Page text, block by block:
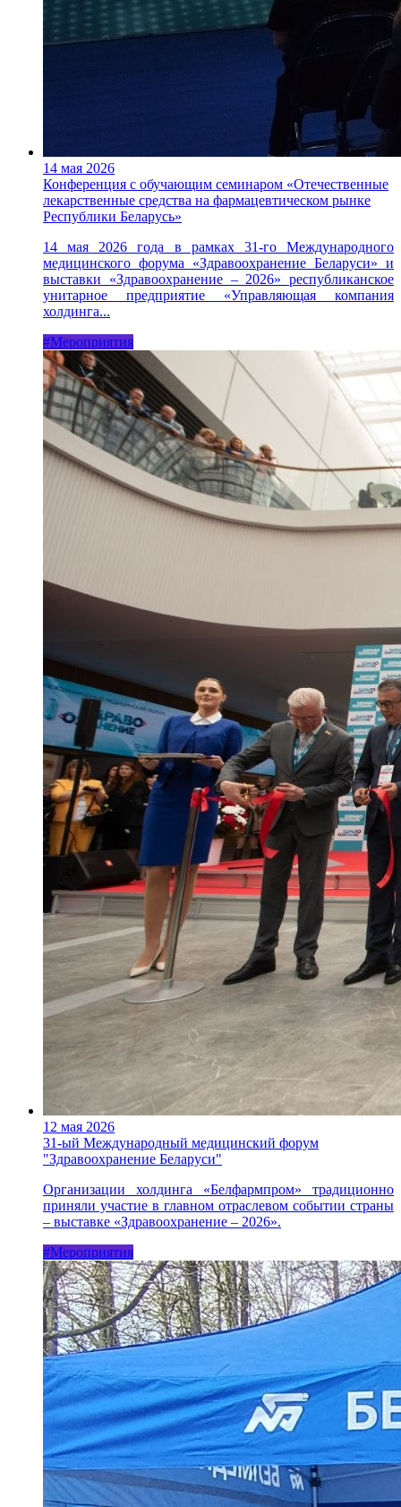
14 мая 2026
Конференция с обучающим семинаром «Отечественные
лекарственные средства на фармацевтическом рынке
Республики Беларусь»
14 мая 2026 года в рамках 31-го Международного
медицинского форума «Здравоохранение Беларуси» и
выставки «Здравоохранение – 2026» республиканское
унитарное предприятие «Управляющая компания
холдинга...
#Мероприятия
12 мая 2026
31-ый Международный медицинский форум
"Здравоохранение Беларуси"
Организации холдинга «Белфармпром» традиционно
приняли участие в главном отраслевом событии страны
– выставке «Здравоохранение – 2026».
#Мероприятия